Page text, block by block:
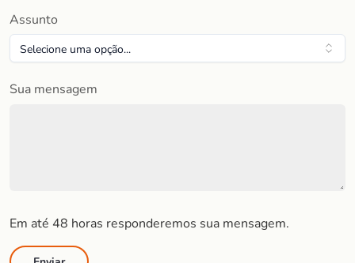
Assunto
Sua mensagem
Em até 48 horas responderemos sua mensagem.